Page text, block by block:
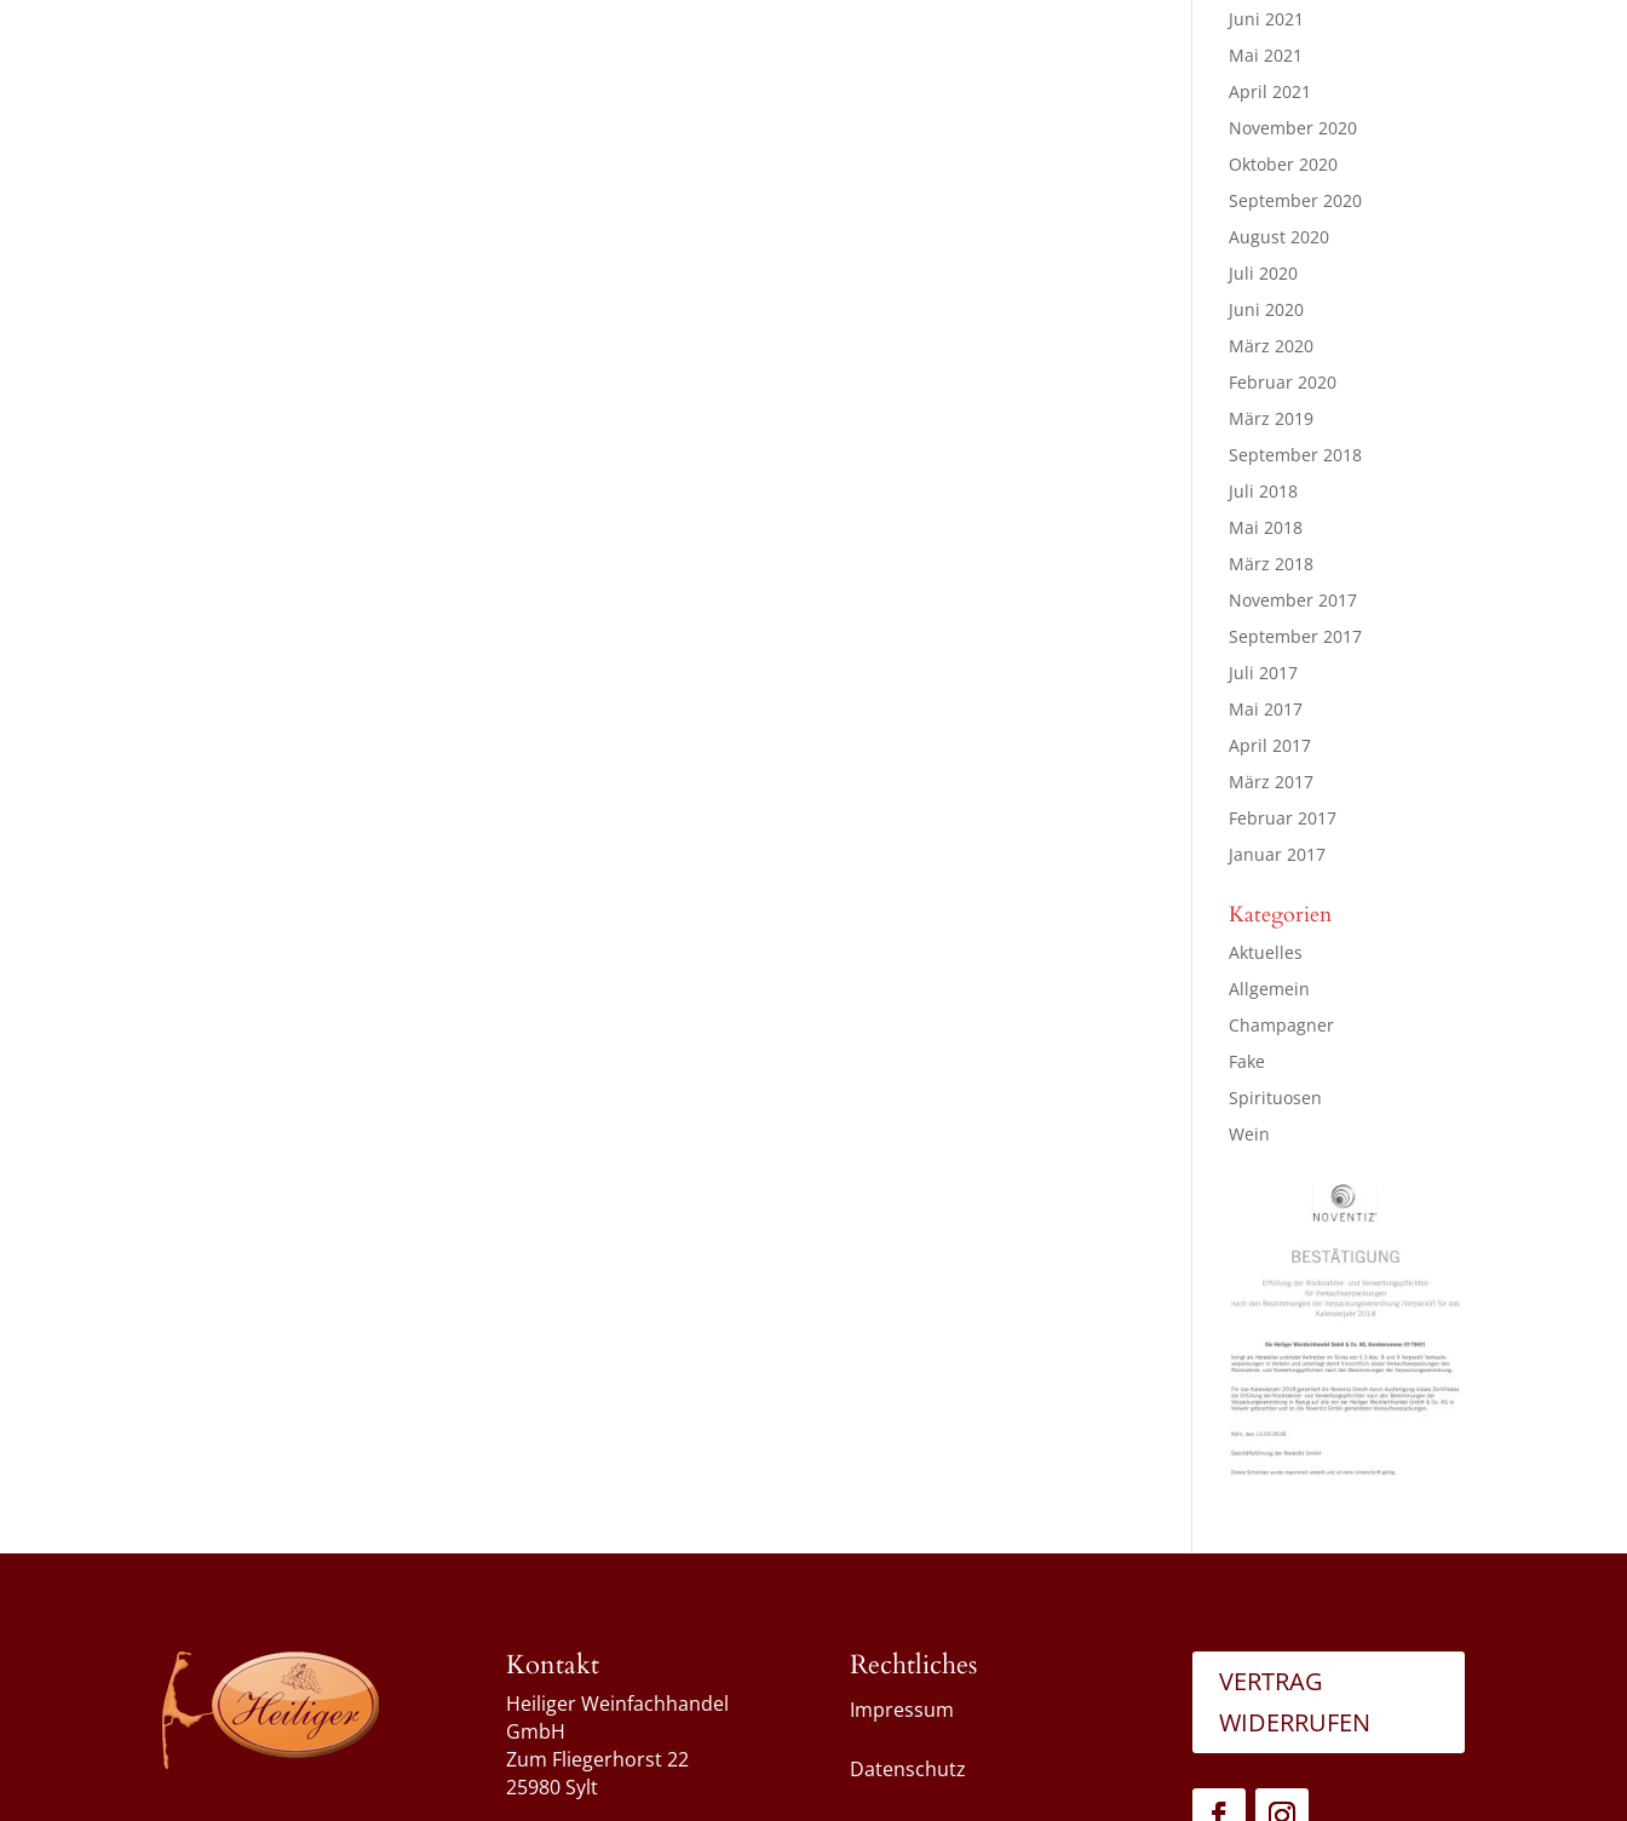
Juni 2021
Mai 2021
April 2021
November 2020
Oktober 2020
September 2020
August 2020
Juli 2020
Juni 2020
März 2020
Februar 2020
März 2019
September 2018
Juli 2018
Mai 2018
März 2018
November 2017
September 2017
Juli 2017
Mai 2017
April 2017
März 2017
Februar 2017
Januar 2017
Kategorien
Aktuelles
Allgemein
Champagner
Fake
Spirituosen
Wein
Kontakt
Heiliger Weinfachhandel
GmbH
Zum Fliegerhorst 22
25980 Sylt
Rechtliches
Impressum
Datenschutz
VERTRAG
WIDERRUFEN